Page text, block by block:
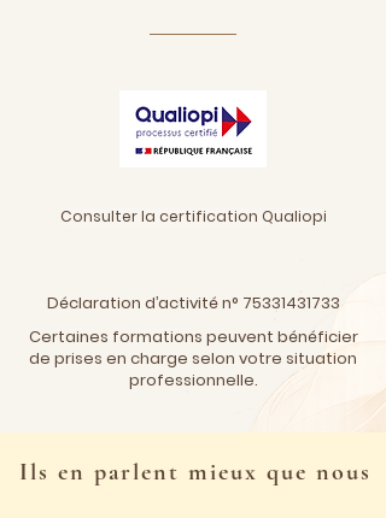
Consulter la certification Qualiopi
Déclaration d’activité n° 75331431733
Certaines formations peuvent bénéficier
de prises en charge selon votre situation
professionnelle.
Ils en parlent mieux que nous